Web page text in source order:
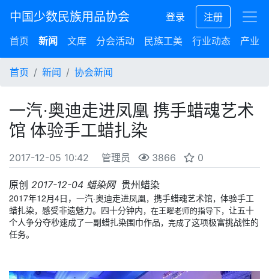
中国少数民族用品协会 登录
注册
首页
新闻 文库 分会活动 民族工美 行业动态 产业
首页 新闻 协会新闻
一汽·奥迪走进凤凰 携手蜡魂艺术
馆 体验手工蜡扎染
2017-12-05 10:42 管理员 3866 0
原创 2017-12-04 蜡染网贵州蜡染
2017年12月4日，一汽·奥迪走进凤凰， 携手蜡魂艺术馆， 体验手工
蜡扎染， 感受非遗魅力。四十分钟内，在王曜老师的指导下， 让五十
个人争分夺秒速成了一副蜡扎染围巾作品，完成了这项极富挑战性的
任务。